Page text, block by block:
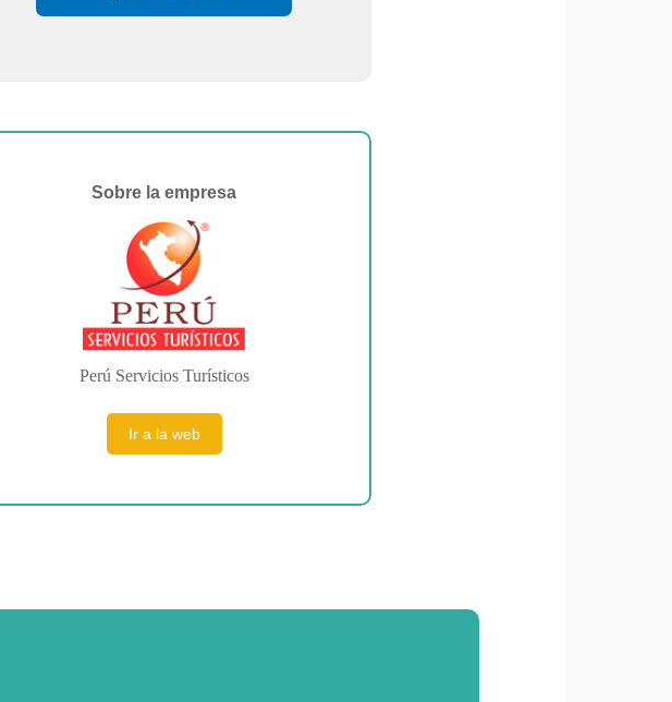
Sobre la empresa
Perú Servicios Turísticos
Ir a la web